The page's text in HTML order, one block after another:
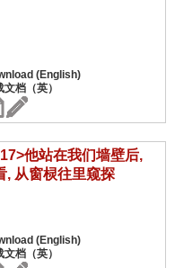
他站在我们墙壁后,
, 从窗棂往里窥探